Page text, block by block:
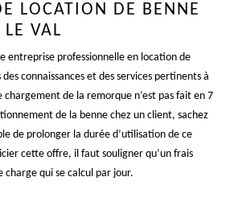
LOCATION DE BENNE
VAL
entreprise professionnelle en location de
connaissances et des services pertinents à
chargement de la remorque n’est pas fait en 7
de la benne chez un client, sachez
de prolonger la durée d’utilisation de ce
cette offre, il faut souligner qu’un frais
qui se calcul par jour.